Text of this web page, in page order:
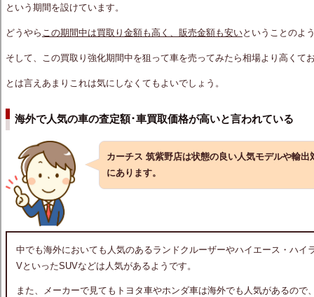
という期間を設けています。
どうやら この期間中は買取り金額も高く、販売金額も安いということのよ
そして、この買取り強化期間中を狙って車を売ってみたら相場より高くて
とは言えあまりこれは気にしなくてもよいでしょう。
海外で人気の車の査定額･車買取価格が高いと言われている
カーチス 筑紫野店は状態の良い人気モデルや輸
にあります。
中でも海外においても人気のあるランドクルーザーやハイエース・ハイ
VといったSUVなどは人気があるようです。
また、メーカーで見てもトヨタ車やホンダ車は海外でも人気があるので